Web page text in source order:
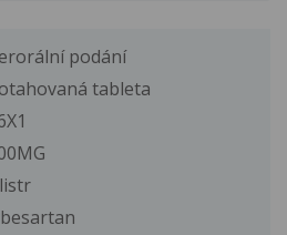
podání
tableta